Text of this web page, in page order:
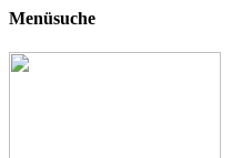
Menüsuche